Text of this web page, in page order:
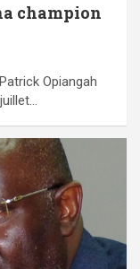
champion
Opiangah